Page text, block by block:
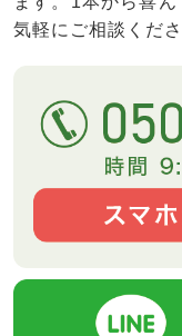
気軽にご相談くださ